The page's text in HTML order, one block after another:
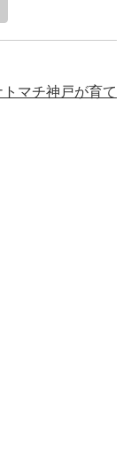
マチ神戸が育て